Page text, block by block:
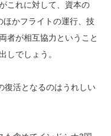
これに対して、資本の
かフライトの運行、技
者が相互協力ということ
しでしょう。
復活となるのはうれしい